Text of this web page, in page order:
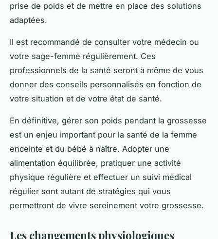
prise de poids et de mettre en place des solutions
adaptées.
Il est recommandé de consulter votre médecin ou
votre sage-femme régulièrement. Ces
professionnels de la santé seront à même de vous
donner des conseils personnalisés en fonction de
votre situation et de votre état de santé.
En définitive, gérer son poids pendant la grossesse
est un enjeu important pour la santé de la femme
enceinte et du bébé à naître. Adopter une
alimentation équilibrée, pratiquer une activité
physique régulière et effectuer un suivi médical
régulier sont autant de stratégies qui vous
permettront de vivre sereinement votre grossesse.
Les changements physiologiques